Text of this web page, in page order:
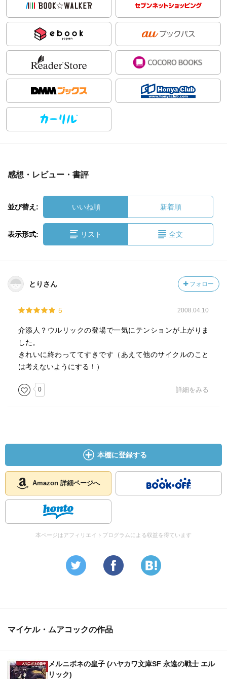
感想・レビュー・書評
並び替え: いいね順 新着順
表示形式: リスト 全文
とりさん フォロー
5 2008.04.10
介添人？ウルリックの登場で一気にテンションが上がりま
した。
きれいに終わっててすきです（あえて他のサイクルのこと
は考えないようにする！）
0 詳細をみる
本棚に登録する
Amazon 詳細ページへ
本ページはアフィリエイトプログラムによる収益を得ています
マイケル・ムアコックの作品
メルニボネの皇子 (ハヤカワ文庫SF 永遠の戦士 エル
リック)